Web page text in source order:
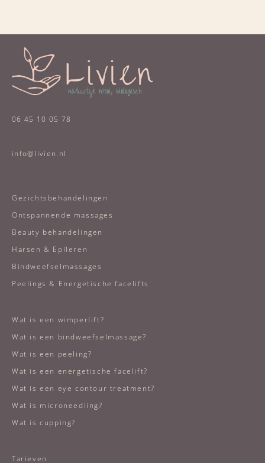
06 45 10 05 78
info@livien.nl
Gezichtsbehandelingen
Ontspannende massages
Beauty behandelingen
Harsen & Epileren
Bindweefselmassages
Peelings & Energetische facelifts
Wat is een wimperlift?
Wat is een bindweefselmassage?
Wat is een peeling?
Wat is een energetische facelift?
Wat is een eye contour treatment?
Wat is microneedling?
Wat is cupping?
Tarieven